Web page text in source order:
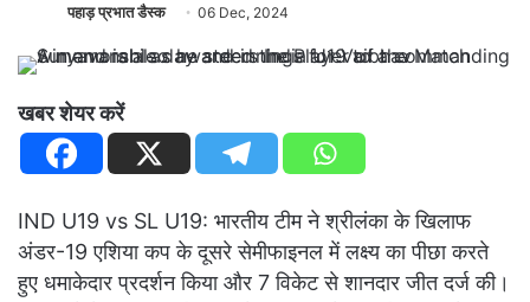
पहाड़ प्रभात डैस्क 06 Dec, 2024
खबर शेयर करें
IND U19 vs SL U19: भारतीय टीम ने श्रीलंका के खिलाफ
अंडर-19 एशिया कप के दूसरे सेमीफाइनल में लक्ष्य का पीछा करते
हुए धमाकेदार प्रदर्शन किया और 7 विकेट से शानदार जीत दर्ज की।